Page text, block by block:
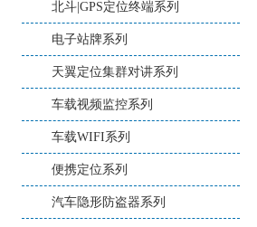
北斗|GPS定位终端系列
电子站牌系列
天翼定位集群对讲系列
车载视频监控系列
车载WIFI系列
便携定位系列
汽车隐形防盗器系列